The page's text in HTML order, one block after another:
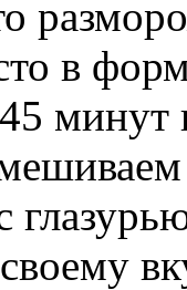
в
минут